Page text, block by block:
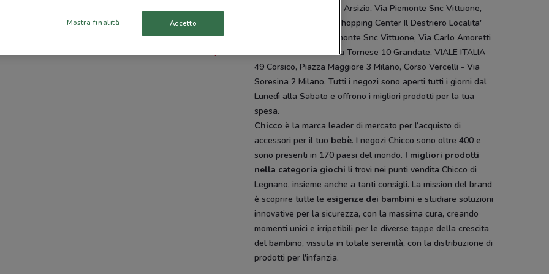
CORNAREDO
Tutte le città
Galileo Galilei 3 Busto Arsizio, Via Piemonte Snc Vittuone,
Centro Commerciale Shopping Center Il Destriero Localita'
Castellazzo - Via Piemonte Snc Vittuone, Via Carlo Amoretti
1 Novate Milanese, Via Tornese 10 Grandate, VIALE ITALIA
49 Corsico, Piazza Maggiore 3 Milano, Corso Vercelli - Via
Soresina 2 Milano. Tutti i negozi sono aperti tutti i giorni dal
Lunedì alla Sabato e offrono i migliori prodotti per la tua
spesa.
Chicco è la marca leader di mercato per l’acquisto di
accessori per il tuo bebè. I negozi Chicco sono oltre 400 e
sono presenti in 170 paesi del mondo. I migliori prodotti
nella categoria giochi li trovi nei punti vendita Chicco di
Legnano, insieme anche a tanti consigli. La mission del brand
è scoprire tutte le esigenze dei bambini e studiare soluzioni
innovative per la sicurezza, con la massima cura, creando
momenti unici e irripetibili per le diverse tappe della crescita
del bambino, vissuta in totale serenità, con la distribuzione di
prodotti per l'infanzia.
Mostra finalità Accetto